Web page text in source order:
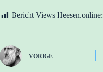
Bericht Views Heesen.online:
VORIGE